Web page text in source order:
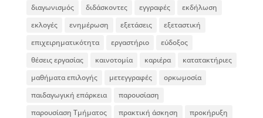
διαγωνισμός
διδάσκοντες εγγραφές
εκδήλωση
εκλογές
ενημέρωση εξετάσεις
εξεταστική
επιχειρηματικότητα
εργαστήριο
εύδοξος
θέσεις εργασίας
καινοτομία καριέρα
κατατακτήριες
μαθήματα επιλογής
μετεγγραφές
ορκωμοσία
παιδαγωγική επάρκεια
παρουσίαση
παρουσίαση Τμήματος
πρακτική άσκηση
προκήρυξη